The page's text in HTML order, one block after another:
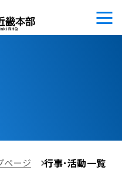
ページ 行事･活動一覧